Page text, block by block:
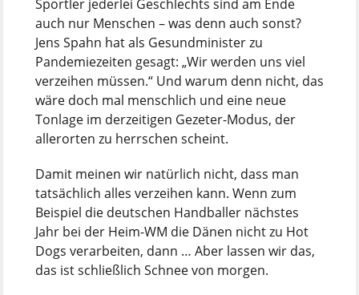
Sportler jederlei Geschlechts sind am Ende
auch nur Menschen – was denn auch sonst?
Jens Spahn hat als Gesundminister zu
Pandemiezeiten gesagt: „Wir werden uns viel
verzeihen müssen.“ Und warum denn nicht, das
wäre doch mal menschlich und eine neue
Tonlage im derzeitigen Gezeter-Modus, der
allerorten zu herrschen scheint.
Damit meinen wir natürlich nicht, dass man
tatsächlich alles verzeihen kann. Wenn zum
Beispiel die deutschen Handballer nächstes
Jahr bei der Heim-WM die Dänen nicht zu Hot
Dogs verarbeiten, dann … Aber lassen wir das,
das ist schließlich Schnee von morgen.